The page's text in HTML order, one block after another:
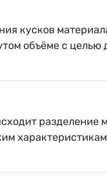
кусков
объёме с целью
разделение